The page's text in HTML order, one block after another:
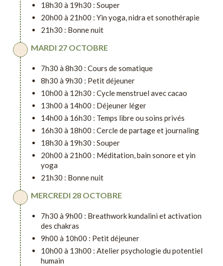
18h30 à 19h30 : Souper
20h00 à 21h00 : Yin yoga, nidra et sonothérapie
21h30 : Bonne nuit
MARDI 27 OCTOBRE
7h30 à 8h30 : Cours de somatique
8h30 à 9h30 : Petit déjeuner
10h00 à 12h30 : Cycle menstruel avec cacao
13h00 à 14h00 : Déjeuner léger
14h00 à 16h30 : Temps libre ou soins privés
16h30 à 18h00 : Cercle de partage et journaling
18h30 à 19h30 : Souper
20h00 à 21h00 : Méditation, bain sonore et yin
yoga
21h30 : Bonne nuit
MERCREDI 28 OCTOBRE
7h30 à 9h00 : Breathwork kundalini et activation
des chakras
9h00 à 10h00 : Petit déjeuner
10h00 à 13h00 : Atelier psychologie du potentiel
humain